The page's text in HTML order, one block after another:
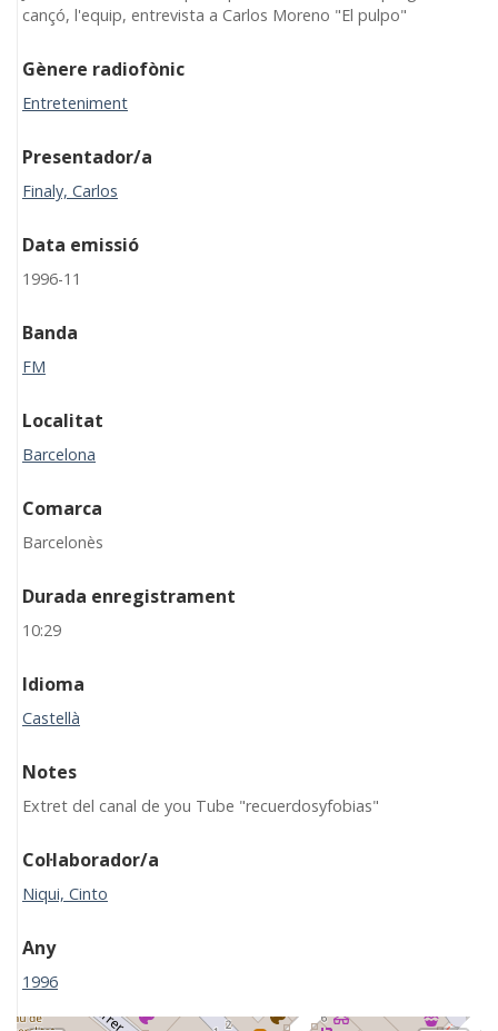
cançó, l'equip, entrevista a Carlos Moreno "El pulpo"
Gènere radiofònic
Entreteniment
Presentador/a
Finaly, Carlos
Data emissió
1996-11
Banda
FM
Localitat
Barcelona
Comarca
Barcelonès
Durada enregistrament
10:29
Idioma
Castellà
Notes
Extret del canal de you Tube "recuerdosyfobias"
Col·laborador/a
Niqui, Cinto
Any
1996